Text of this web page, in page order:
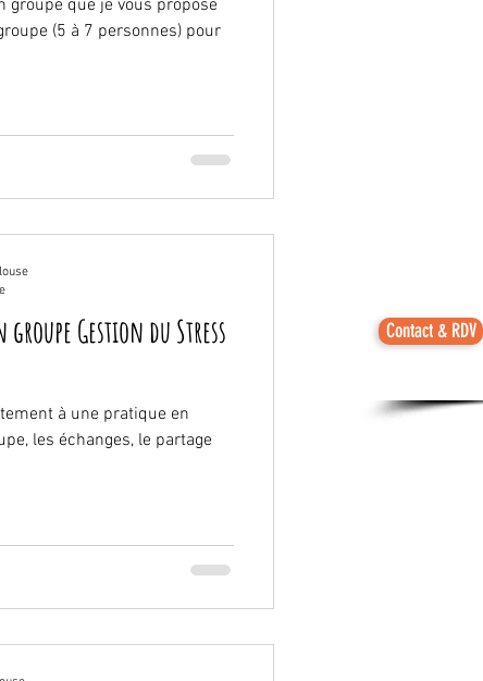
Contact & RDV
groupe que je vous propose
(5 à 7 personnes) pour
groupe Gestion du Stress
à une pratique en
les échanges, le partage